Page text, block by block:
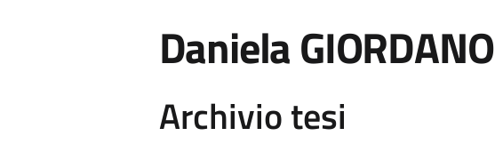
Daniela GIORDANO
Archivio tesi